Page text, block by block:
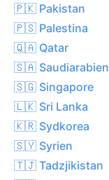
🇵🇰 Pakistan
🇵🇸 Palestina
🇶🇦 Qatar
🇸🇦 Saudiarabien
🇸🇬 Singapore
🇱🇰 Sri Lanka
🇰🇷 Sydkorea
🇸🇾 Syrien
🇹🇯 Tadzjikistan